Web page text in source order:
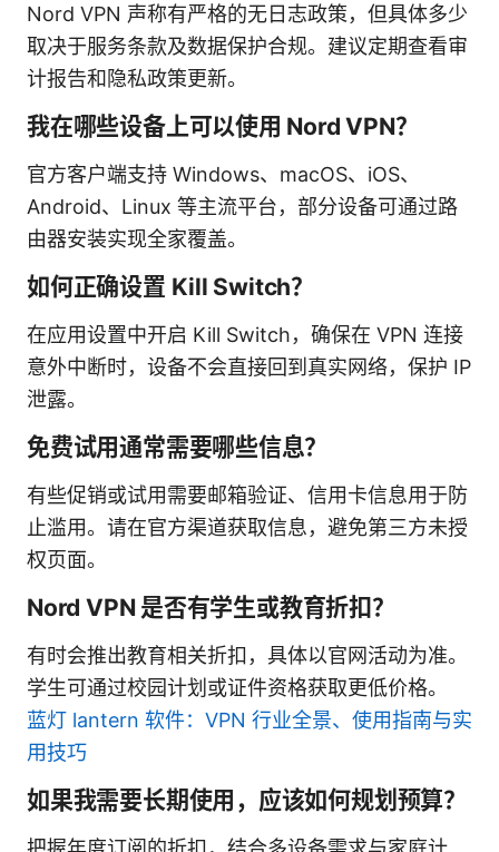
Nord VPN 声称有严格的无日志政策，但具体多少
取决于服务条款及数据保护合规。建议定期查看审
计报告和隐私政策更新。
我在哪些设备上可以使用 Nord VPN？
官方客户端支持 Windows、macOS、iOS、
Android、Linux 等主流平台，部分设备可通过路
由器安装实现全家覆盖。
如何正确设置 Kill Switch？
在应用设置中开启 Kill Switch，确保在 VPN 连接
意外中断时，设备不会直接回到真实网络，保护 IP
泄露。
免费试用通常需要哪些信息？
有些促销或试用需要邮箱验证、信用卡信息用于防
止滥用。请在官方渠道获取信息，避免第三方未授
权页面。
Nord VPN 是否有学生或教育折扣？
有时会推出教育相关折扣，具体以官网活动为准。
学生可通过校园计划或证件资格获取更低价格。
蓝灯 lantern 软件：VPN 行业全景、使用指南与实
用技巧
如果我需要长期使用，应该如何规划预算？